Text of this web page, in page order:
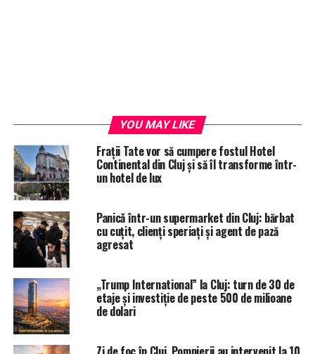
YOU MAY LIKE
Frații Tate vor să cumpere fostul Hotel
Continental din Cluj și să îl transforme într-
un hotel de lux
Panicǎ într-un supermarket din Cluj: bărbat
cu cuțit, clienți speriați și agent de pază
agresat
„Trump International” la Cluj: turn de 30 de
etaje și investiție de peste 500 de milioane
de dolari